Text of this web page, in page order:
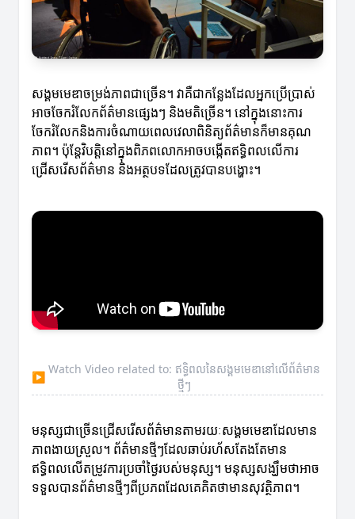
សង្គមមេឌាចម្រង់ភាពជាច្រើន។ វាគឺជាកន្លែងដែលអ្នកប្រើប្រាស់
អាចចែករំលែកព័ត៌មានផ្សេងៗ និងមតិច្រើន។ នៅក្នុងនោះការ
ចែករំលែកនិងការចំណាយពេលវេលាពិនិត្យព័ត៌មានក៏មានគុណ
ភាព។ ប៉ុន្តែវិបត្តិនៅក្នុងពិភពលោកអាចបង្កើតឥទ្ធិពលលើការ
ជ្រើសរើសព័ត៌មាន និងអត្ថបទដែលត្រូវបានបង្ហោះ។
▶
Watch Video related to: ឥទ្ធិពលនៃសង្គមមេឌានៅលើព័ត៌មាន
ថ្មីៗ
មនុស្សជាច្រើនជ្រើសរើសព័ត៌មានតាមរយៈសង្គមមេឌាដែលមាន
ភាពងាយស្រួល។ ព័ត៌មានថ្មីៗដែលឆាប់រហ័សតែងតែមាន
ឥទ្ធិពលលើតម្រូវការប្រចាំថ្ងៃរបស់មនុស្ស។ មនុស្សសង្ឃឹមថាអាច
ទទួលបានព័ត៌មានថ្មីៗពីប្រភពដែលគេគិតថាមានសុវត្ថិភាព។